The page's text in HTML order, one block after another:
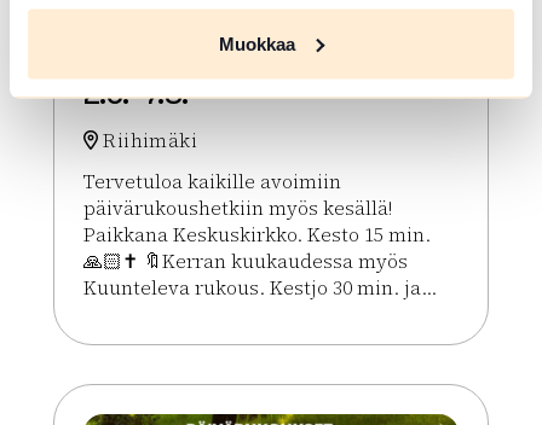
Muokkaa
Kesän rukoushetket
Riihimäen Keskuskirkossa
2.6.–7.8.
Riihimäki
Tervetuloa kaikille avoimiin
päivärukoushetkiin myös kesällä!
Paikkana Keskuskirkko. Kesto 15 min.
🙏🏻✝️ 🔖Kerran kuukaudessa myös
Kuunteleva rukous. Kestjo 30 min. ja...
Lue lisää tapahtumasta Kesän rukoushetket